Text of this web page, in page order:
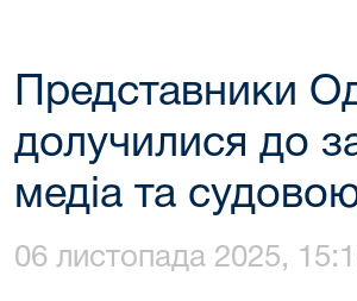
Представники
долучилися до
медіа та
06 листопада 2025,